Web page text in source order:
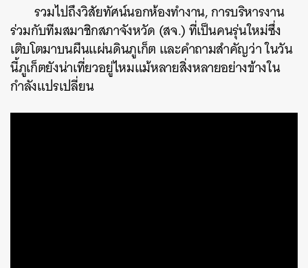
รวมไปถึงวิสัยทัศน์นอกห้องทำงาน, การบริหารงาน
ร่วมกับทีมสมาชิกสภาจังหวัด (สจ.) ที่เป็นคนรุ่นใหม่ซึ่ง
เติบโตมาบนผืนแผ่นดินภูเก็ต และคำถามสำคัญว่า ในวัน
นี้ภูเก็ตยังน่าเที่ยวอยู่ไหมแม้หลายสิ่งหลายอย่างข้างใน
กำลังแปรเปลี่ยน